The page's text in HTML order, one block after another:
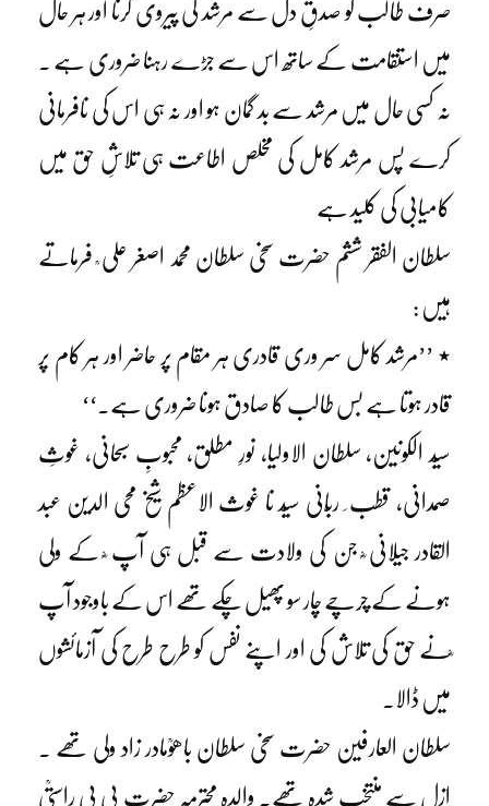
صرف طالب کو صدقِ دل سے مرشد کی پیروی کرنا اور ہر حال
میں استقامت کے ساتھ اس سے جڑے رہنا ضروری ہے ۔
نہ کسی حال میں مرشد سے بد گمان ہو اور نہ ہی اس کی نافرمانی
کرے پس مرشد کامل کی مخلص اطاعت ہی تلاشِ حق میں
کامیابی کی کلید ہے
سلطان الفقر ششم حضرت سخی سلطان محمد اصغر علی ؒ فرماتے
ہیں :
٭ ’’مرشد کامل سر وری قادری ہر مقام پر حاضر اور ہر کام پر
قادر ہوتا ہے بس طالب کا صادق ہونا ضروری ہے۔‘‘
سیّد الکونین، سلطان الاولیا، نورِ مطلق، محبوبِ سبحانی، غوثِ
صمدانی، قطب ِ ربّانی سیّد نا غوث الاعظم شیخ محی الدین عبد
القادر جیلانی ؓ جن کی ولادت سے قبل ہی آپ ؓ کے ولی
ہونے کے چرچے چار سو پھیل چکے تھے اس کے باوجود آپ
ؓنے حق کی تلاش کی اور اپنے نفس کو طرح طرح کی آزمائشوں
میں ڈالا۔
سلطان العارفین حضرت سخی سلطان باھوؒمادر زاد ولی تھے ۔
ازل سے منتخب شدہ تھے۔ والدہ محترمہ حضرت بی بی راستیؒ